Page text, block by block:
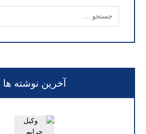
آخرین نوشته ها